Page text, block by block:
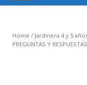
Educativos
Home / Jardinera 4 y 5
PREGUNTAS Y RESPUESTAS